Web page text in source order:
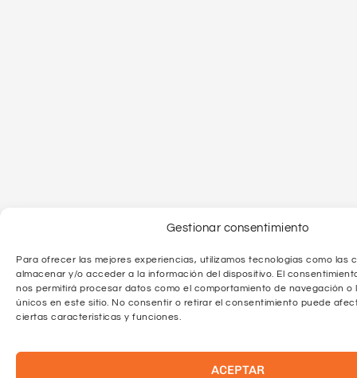
Gestionar consentimiento
Para ofrecer las mejores experiencias, utilizamos tecnologías como las
almacenar y/o acceder a la información del dispositivo. El
nos permitirá procesar datos como el comportamiento de navegación o
únicos en este sitio. No consentir o retirar el consentimiento puede
ciertas características y funciones.
ACEPTAR